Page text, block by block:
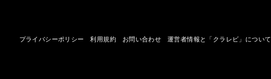
プライバシーポリシー 利用規約 お問い合わせ 運営者情報と「クラレビ」について